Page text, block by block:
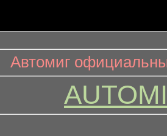
Автомиг